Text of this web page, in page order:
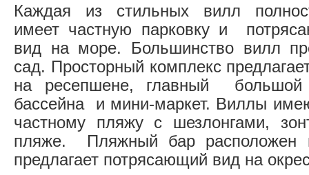
Каждая из стильных вилл
имеет частную парковку и
вид на море. Большинство вилл
сад. Просторный комплекс
на ресепшене, главный
бассейна и мини-маркет. Виллы
частному пляжу с шезлонгами,
пляже. Пляжный бар расположен
предлагает потрясающий вид на